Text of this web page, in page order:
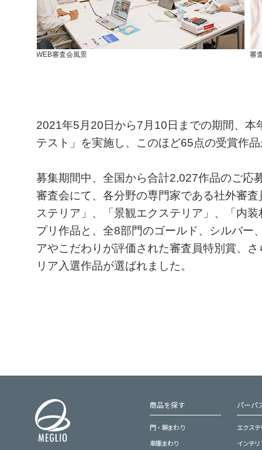
WEB審査会風景 審
2021年5月20日から7月10日までの期間、
テスト」を実施し、このほど65点の受賞作
募集期間中、全国から合計2,027作品のご応
審査会にて、各分野の専門家である社外審
ステリア」、「景観エクステリア」、「内
プリ作品と、全8部門のゴールド、シルバー
アやこだわりが評価された審査員特別賞、
リア入選作品が選ばれました。
商品を探す
門・塀まわり
車庫まわり
パーパ
エクス
インテ